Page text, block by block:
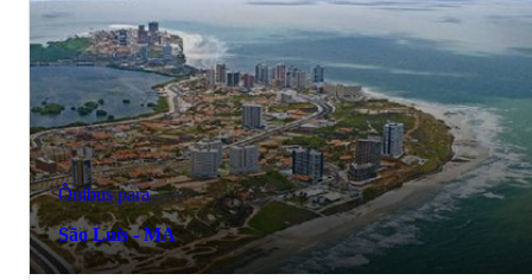
Ônibus para
São Luís - MA